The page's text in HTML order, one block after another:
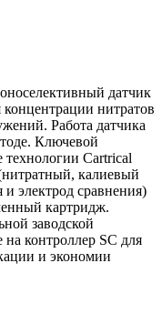
датчик
нитратов
Работа датчика
Ключевой
технологии Cartrical
калиевый
электрод сравнения)
картридж.
заводской
контроллер SC для
и экономии